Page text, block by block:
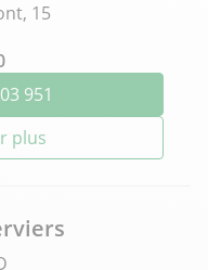
15
951
plus